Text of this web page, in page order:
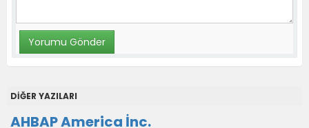
DİĞER YAZILARI
AHBAP America İnc.